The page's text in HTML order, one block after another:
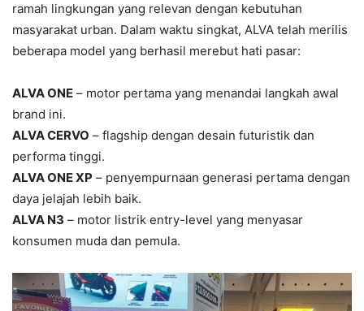
ramah lingkungan yang relevan dengan kebutuhan
masyarakat urban. Dalam waktu singkat, ALVA telah merilis
beberapa model yang berhasil merebut hati pasar:
ALVA ONE – motor pertama yang menandai langkah awal
brand ini.
ALVA CERVO – flagship dengan desain futuristik dan
performa tinggi.
ALVA ONE XP – penyempurnaan generasi pertama dengan
daya jelajah lebih baik.
ALVA N3 – motor listrik entry-level yang menyasar
konsumen muda dan pemula.